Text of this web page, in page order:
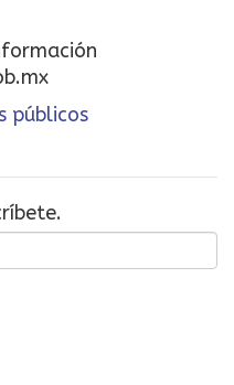
públicos